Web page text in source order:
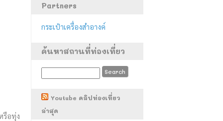
รือทุ่ง
Partners
กระเป๋าเครื่องสำอางค์
ค้นหาสถานที่ท่องเที่ยว
Youtube คลิปท่องเที่ยว
ล่าสุด